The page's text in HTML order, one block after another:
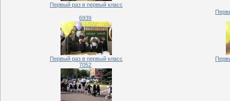
Первый раз в первый класс
6939
Первый раз в первый класс
7052